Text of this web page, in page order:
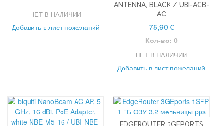
НЕТ В НАЛИЧИИ
Добавить в лист пожеланий
ANTENNA, BLACK / UBI-ACB-
AC
75,90 €
Кол-во: 0
НЕТ В НАЛИЧИИ
Добавить в лист пожеланий
EDGEROUTER 3GEPORTS